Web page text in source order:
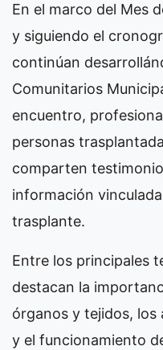
En el marco del Mes
y siguiendo el
continúan
Comunitarios
encuentro,
personas
comparten
información
trasplante.
Entre los principales
destacan la
órganos y tejidos, los
y el funcionamiento